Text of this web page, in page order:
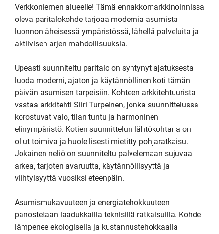
Verkkoniemen alueelle! Tämä ennakkomarkkinoinnissa
oleva paritalokohde tarjoaa modernia asumista
luonnonläheisessä ympäristössä, lähellä palveluita ja
aktiivisen arjen mahdollisuuksia.
Upeasti suunniteltu paritalo on syntynyt ajatuksesta
luoda moderni, ajaton ja käytännöllinen koti tämän
päivän asumisen tarpeisiin. Kohteen arkkitehtuurista
vastaa arkkitehti Siiri Turpeinen, jonka suunnittelussa
korostuvat valo, tilan tuntu ja harmoninen
elinympäristö. Kotien suunnittelun lähtökohtana on
ollut toimiva ja huolellisesti mietitty pohjaratkaisu.
Jokainen neliö on suunniteltu palvelemaan sujuvaa
arkea, tarjoten avaruutta, käytännöllisyyttä ja
viihtyisyyttä vuosiksi eteenpäin.
Asumismukavuuteen ja energiatehokkuuteen
panostetaan laadukkailla teknisillä ratkaisuilla. Kohde
lämpenee ekologisella ja kustannustehokkaalla